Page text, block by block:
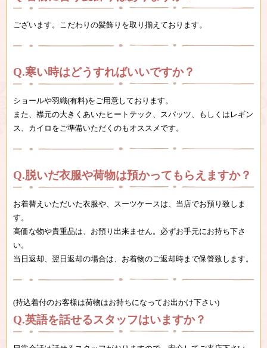
ございます。こだわりの髪飾りを取り揃えております。
寒い時はどうすればいいですか？
ショールや羽織(有料)をご用意しております。
また、襟元の大きくあいたヒートテック、スパッツ、もしくはレギン
ス、カイロを ご準備いただくのもオススメです。
脱いだ衣服や荷物は預かってもらえますか？
お着替えいただいた衣服や、スーツケースは、当店でお預り致しま
す。
高価な物や貴重品は、お預り出来ません。必ずお手元にお持ち下さ
い。
当日返却、翌日返却の場合は、お着物のご返却時まで保管致します。
(持込着付のお客様は荷物はお持ちになってお出かけ下さい)
英語を話せるスタッフはいますか？